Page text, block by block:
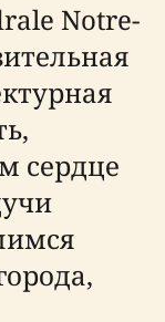
Notre-
сердце